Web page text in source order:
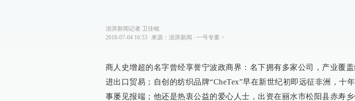
澎湃新闻记者 卫佳铭
2018-07-04 16:53
来源： 澎湃新闻 ∙ 一号专案 >
商人史增超的名字曾经享誉宁波政商界：名下拥有多家公司，产业覆
进出口贸易；自创的纺织品牌“CheTex”早在新世纪初即远征非洲，十
事屡见报端；他还是热衷公益的爱心人士，出资在丽水市松阳县赤寿